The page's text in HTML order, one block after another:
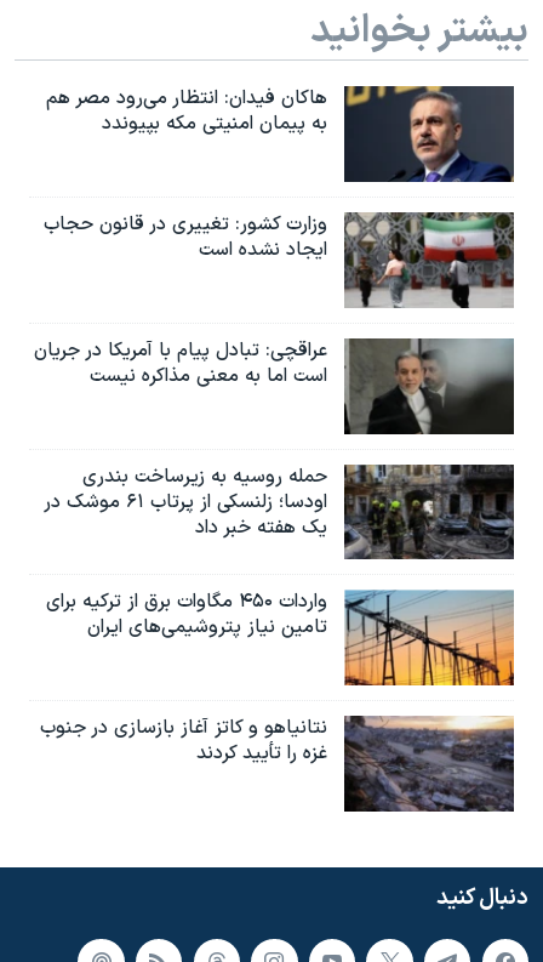
بیشتر بخوانید
هاکان فیدان: انتظار می‌رود مصر هم
به پیمان امنیتی مکه بپیوندد
وزارت کشور: تغییری در قانون حجاب
ایجاد نشده است
عراقچی: تبادل پیام با آمریکا در جریان
است اما به معنی مذاکره نیست
حمله روسیه به زیرساخت بندری
اودسا؛ زلنسکی از پرتاب ۶۱ موشک در
یک هفته خبر داد
واردات ۴۵۰ مگاوات برق از ترکیه برای
تامین نیاز پتروشیمی‌های ایران
نتانیاهو و کاتز آغاز بازسازی در جنوب
غزه را تأیید کردند
دنبال کنید